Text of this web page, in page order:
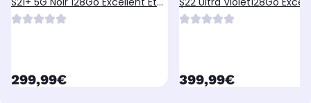
avec Batterie Neuve -
currentPrice
299,99€
État avec Batterie Neuve -
currentPrice
399,99€